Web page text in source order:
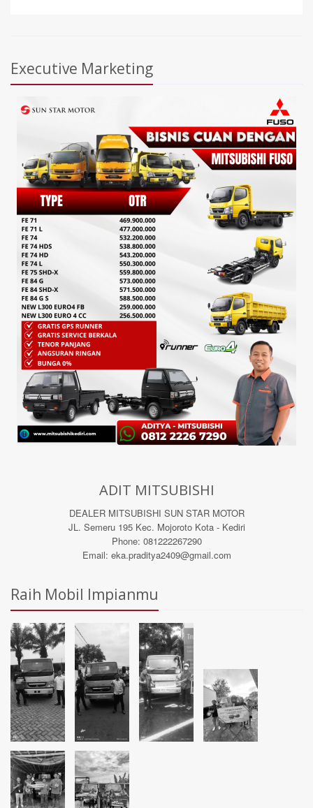
Executive Marketing
ADIT MITSUBISHI
DEALER MITSUBISHI SUN STAR MOTOR
JL. Semeru 195 Kec. Mojoroto Kota - Kediri
Phone: 081222267290
Email: eka.praditya2409@gmail.com
Raih Mobil Impianmu